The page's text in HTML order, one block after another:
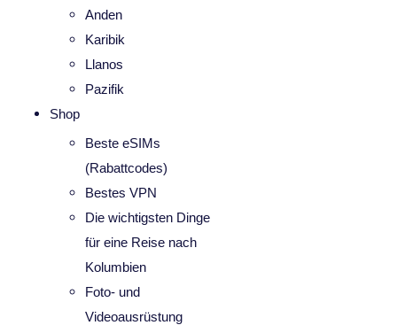
Anden
Karibik
Llanos
Pazifik
Shop
Beste eSIMs
(Rabattcodes)
Bestes VPN
Die wichtigsten Dinge
für eine Reise nach
Kolumbien
Foto- und
Videoausrüstung